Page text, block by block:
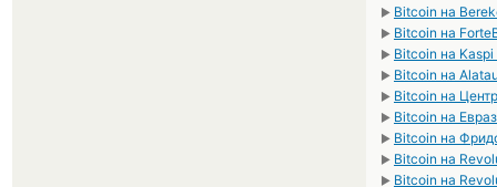
► Bitcoin на
► Bitcoin на
► Bitcoin на
► Bitcoin на
► Bitcoin на
► Bitcoin на
► Bitcoin на
► Bitcoin на
► Bitcoin на